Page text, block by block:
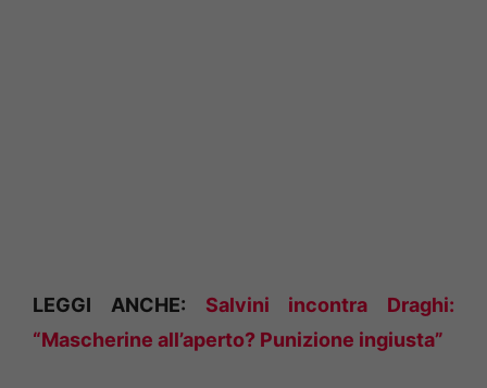
LEGGI ANCHE: Salvini incontra Draghi:
“Mascherine all’aperto? Punizione ingiusta”